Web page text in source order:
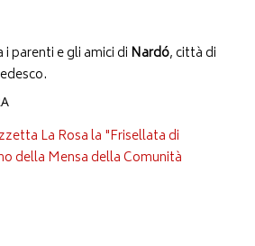
parenti e gli amici di Nardó, città di
La Rosa la "Frisellata di
della Mensa della Comunità